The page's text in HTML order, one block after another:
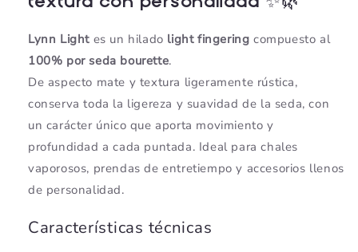
Lynn Light es un hilado light fingering compuesto al
100% por seda bourette.
De aspecto mate y textura ligeramente rústica,
conserva toda la ligereza y suavidad de la seda, con
un carácter único que aporta movimiento y
profundidad a cada puntada. Ideal para chales
vaporosos, prendas de entretiempo y accesorios llenos
de personalidad.
Características técnicas